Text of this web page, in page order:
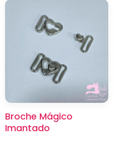
Broche Mágico
Imantado